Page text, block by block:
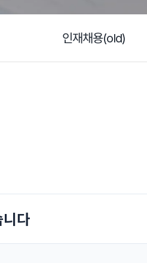
인재채용(old)
다